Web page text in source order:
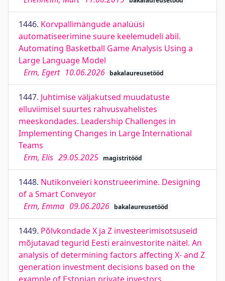
1446. Korvpallimängude analüüsi
automatiseerimine suure keelemudeli abil.
Automating Basketball Game Analysis Using a
Large Language Model
Erm, Egert 10.06.2026 bakalaureusetööd
1447. Juhtimise väljakutsed muudatuste
elluviimisel suurtes rahvusvahelistes
meeskondades. Leadership Challenges in
Implementing Changes in Large International
Teams
Erm, Elis 29.05.2025 magistritööd
1448. Nutikonveieri konstrueerimine. Designing
of a Smart Conveyor
Erm, Emma 09.06.2026 bakalaureusetööd
1449. Põlvkondade X ja Z investeerimisotsuseid
mõjutavad tegurid Eesti erainvestorite näitel. An
analysis of determining factors affecting X- and Z
generation investment decisions based on the